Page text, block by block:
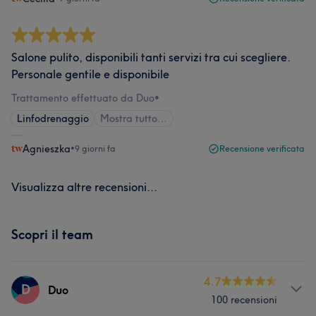
Salone pulito, disponibili tanti servizi tra cui scegliere.
Personale gentile e disponibile
Trattamento effettuato da Duo•
Linfodrenaggio
Mostra tutto…
Agnieszka•9 giorni fa Recensione verificata
Visualizza altre recensioni...
Scopri il team
D Duo
4.7
100 recensioni